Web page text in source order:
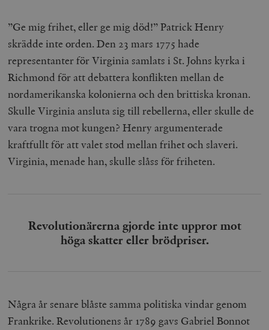
”Ge mig frihet, eller ge mig död!” Patrick Henry
skrädde inte orden. Den 23 mars 1775 hade
representanter för Virginia samlats i St. Johns kyrka i
Richmond för att debattera konflikten mellan de
nordamerikanska kolonierna och den brittiska kronan.
Skulle Virginia ansluta sig till rebellerna, eller skulle de
vara trogna mot kungen? Henry argumenterade
kraftfullt för att valet stod mellan frihet och slaveri.
Virginia, menade han, skulle slåss för friheten.
Revolutionärerna gjorde inte uppror mot
höga skatter eller brödpriser.
Några år senare blåste samma politiska vindar genom
Frankrike. Revolutionens år 1789 gavs Gabriel Bonnot